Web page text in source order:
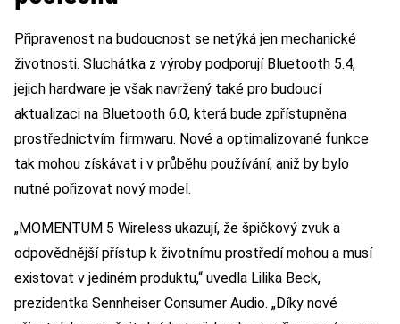
Připravenost na budoucnost se netýká jen mechanické
životnosti. Sluchátka z výroby podporují Bluetooth 5.4,
jejich hardware je však navržený také pro budoucí
aktualizaci na Bluetooth 6.0, která bude zpřístupněna
prostřednictvím firmwaru. Nové a optimalizované funkce
tak mohou získávat i v průběhu používání, aniž by bylo
nutné pořizovat nový model.
„MOMENTUM 5 Wireless ukazují, že špičkový zvuk a
odpovědnější přístup k životnímu prostředí mohou a musí
existovat v jediném produktu,“ uvedla Lilika Beck,
prezidentka Sennheiser Consumer Audio. „Díky nové